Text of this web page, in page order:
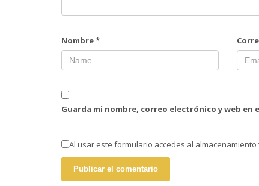
Nombre*
Guarda mi nombre, correo electrónico y web
Al usar este formulario accedes al